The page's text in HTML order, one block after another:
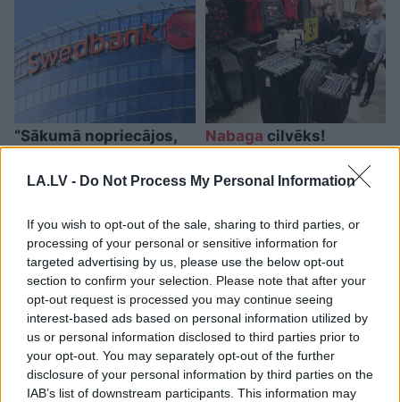
LA.LV - Do Not Process My Personal Information
If you wish to opt-out of the sale, sharing to third parties, or
processing of your personal or sensitive information for
targeted advertising by us, please use the below opt-out
section to confirm your selection. Please note that after your
opt-out request is processed you may continue seeing
interest-based ads based on personal information utilized by
us or personal information disclosed to third parties prior to
your opt-out. You may separately opt-out of the further
disclosure of your personal information by third parties on the
IAB’s list of downstream participants. This information may
“Sākumā nopriecājos,
pēc tam – vē…”
Swedbank jaunajam
piedāvājam ir būtisks
Nabaga cilvēks!
“Pepco” veikalā kāds
pircējs dabūjis dzirdēt
to, ko viņam noteikti